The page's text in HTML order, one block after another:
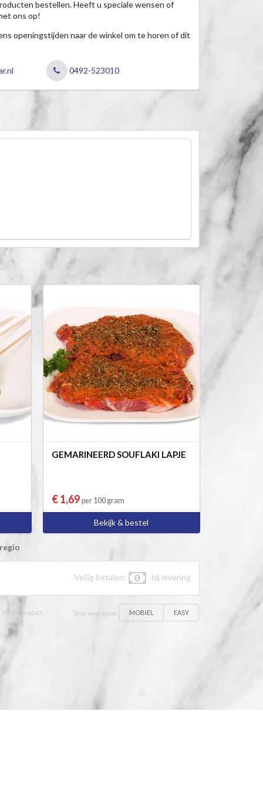
bestellen. Heeft u speciale wensen of
ons op!
openingstijden naar de winkel om te horen of dit
0492-523010
GEMARINEERD SOUFLAKI LAPJE
€ 1,69 per 100 gram
Bekijk & bestel
Veilig betalen: bij levering
In-site product Shop weergave: MOBIEL EASY